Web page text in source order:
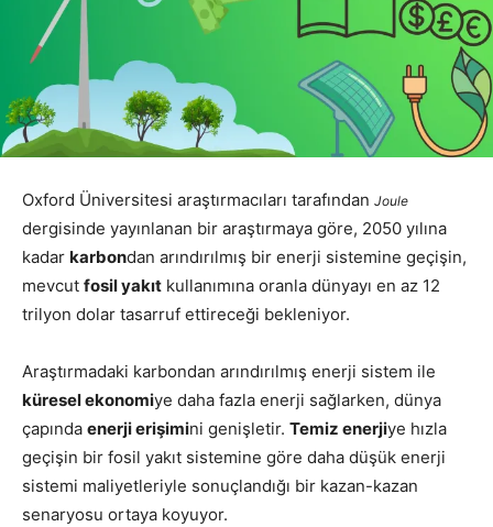
Oxford Üniversitesi araştırmacıları tarafından Joule
dergisinde yayınlanan bir araştırmaya göre, 2050 yılına
kadar karbondan arındırılmış bir enerji sistemine geçişin,
mevcut fosil yakıt kullanımına oranla dünyayı en az 12
trilyon dolar tasarruf ettireceği bekleniyor.
Araştırmadaki karbondan arındırılmış enerji sistem ile
küresel ekonomiye daha fazla enerji sağlarken, dünya
çapında enerji erişimini genişletir. Temiz enerjiye hızla
geçişin bir fosil yakıt sistemine göre daha düşük enerji
sistemi maliyetleriyle sonuçlandığı bir kazan-kazan
senaryosu ortaya koyuyor.